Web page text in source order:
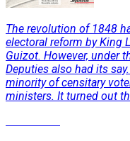
The revolution of 1848
electoral reform by King
Guizot. However, under
Deputies also had its
minority of censitary
ministers. It turned out